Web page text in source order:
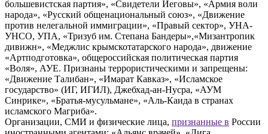
большевистская партия», «Свидетели Иеговы», «Армия воли
народа», «Русский общенациональный союз», «Движение
против нелегальной иммиграции», «Правый сектор», УНА-
УНСО, УПА, «Тризуб им. Степана Бандеры»,«Мизантропик
дивижн», «Меджлис крымскотатарского народа», движение
«Артподготовка», общероссийская политическая партия
«Воля», АУЕ. Признаны террористическими и запрещены:
«Движение Талибан», «Имарат Кавказ», «Исламское
государство» (ИГ, ИГИЛ), Джебхад-ан-Нусра, «АУМ
Синрике», «Братья-мусульмане», «Аль-Каида в странах
исламского Магриба».
Организации, СМИ и физические лица, признанные в России